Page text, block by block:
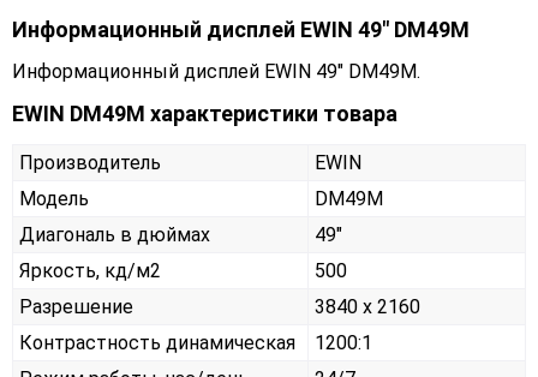
Информационный дисплей EWIN 49" DM49M
Информационный дисплей EWIN 49" DM49M.
EWIN DM49M характеристики товара
Производитель
EWIN
Модель
DM49M
Диагональ в дюймах
49"
Яркость, кд/м2
500
Разрешение
3840 x 2160
Контрастность динамическая
1200:1